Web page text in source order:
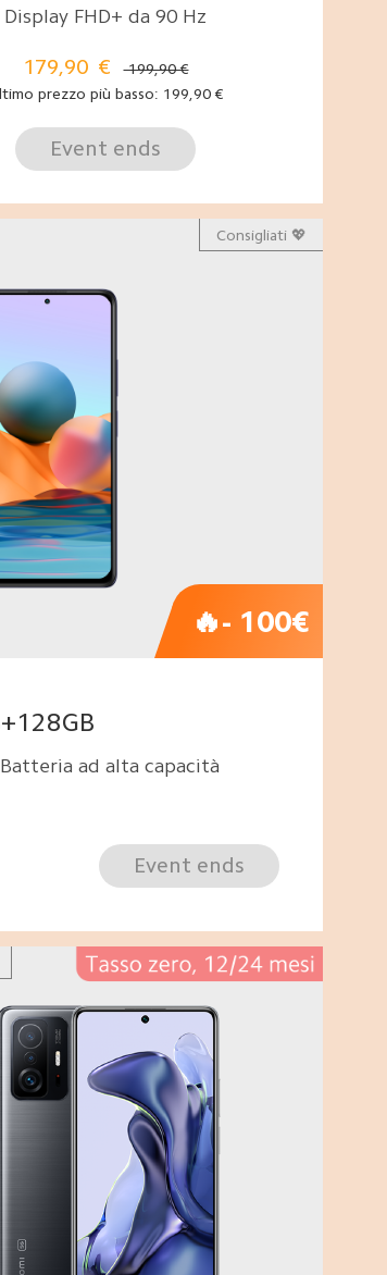
Display FHD+ da 90 Hz
179,90 €
199,90 €
prezzo più basso: 199,90 €
Event ends
Consigliati 💖
🔥- 100€
ad alta capacità
Event ends